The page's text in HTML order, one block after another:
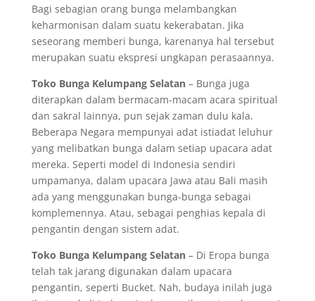
Bagi sebagian orang bunga melambangkan
keharmonisan dalam suatu kekerabatan. Jika
seseorang memberi bunga, karenanya hal tersebut
merupakan suatu ekspresi ungkapan perasaannya.
Toko Bunga Kelumpang Selatan– Bunga juga
diterapkan dalam bermacam-macam acara spiritual
dan sakral lainnya, pun sejak zaman dulu kala.
Beberapa Negara mempunyai adat istiadat leluhur
yang melibatkan bunga dalam setiap upacara adat
mereka. Seperti model di Indonesia sendiri
umpamanya, dalam upacara Jawa atau Bali masih
ada yang menggunakan bunga-bunga sebagai
komplemennya. Atau, sebagai penghias kepala di
pengantin dengan sistem adat.
Toko Bunga Kelumpang Selatan– Di Eropa bunga
telah tak jarang digunakan dalam upacara
pengantin, seperti Bucket. Nah, budaya inilah juga